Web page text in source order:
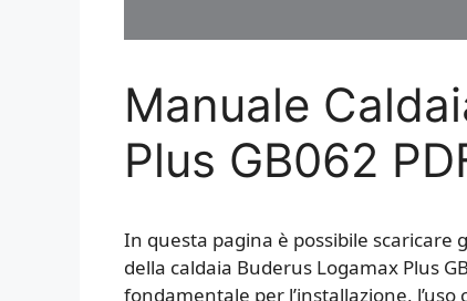
Manuale
Plus GB062
In questa pagina è possibile
della caldaia Buderus Logamax Plus
fondamentale per l’installazione,